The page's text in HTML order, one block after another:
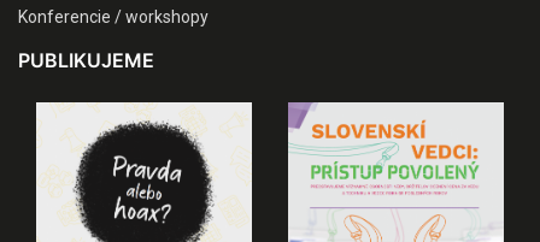
Konferencie / workshopy
PUBLIKUJEME